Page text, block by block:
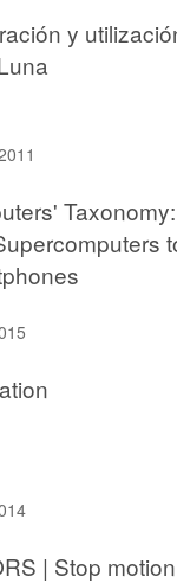
y
Taxonomy:
| Stop motion